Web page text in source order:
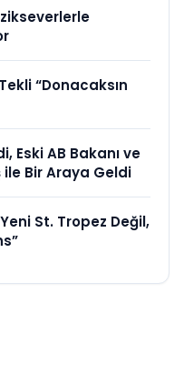
“Donacaksın
Eski AB Bakanı ve
ile Bir Araya Geldi
St. Tropez Değil,